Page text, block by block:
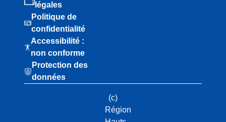
légales
Politique de
confidentialité
Accessibilité :
non conforme
Protection des
données
(c)
Région